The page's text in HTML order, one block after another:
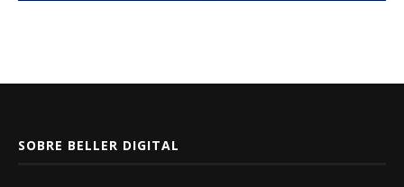
SOBRE BELLER DIGITAL